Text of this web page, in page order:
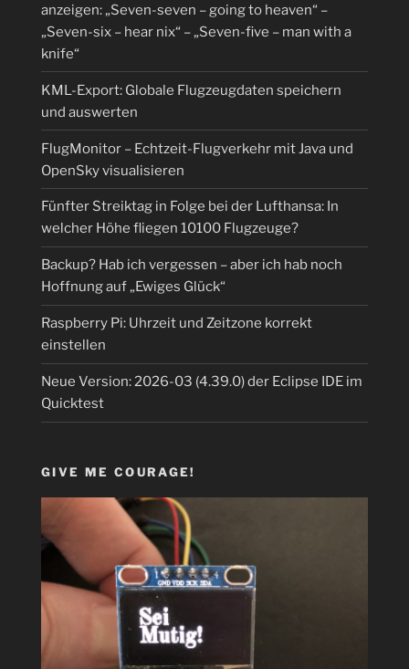
anzeigen: „Seven-seven – going to heaven“ –
„Seven-six – hear nix“ – „Seven-five – man with a
knife“
KML-Export: Globale Flugzeugdaten speichern
und auswerten
FlugMonitor – Echtzeit-Flugverkehr mit Java und
OpenSky visualisieren
Fünfter Streiktag in Folge bei der Lufthansa: In
welcher Höhe fliegen 10100 Flugzeuge?
Backup? Hab ich vergessen – aber ich hab noch
Hoffnung auf „Ewiges Glück“
Raspberry Pi: Uhrzeit und Zeitzone korrekt
einstellen
Neue Version: 2026-03 (4.39.0) der Eclipse IDE im
Quicktest
GIVE ME COURAGE!